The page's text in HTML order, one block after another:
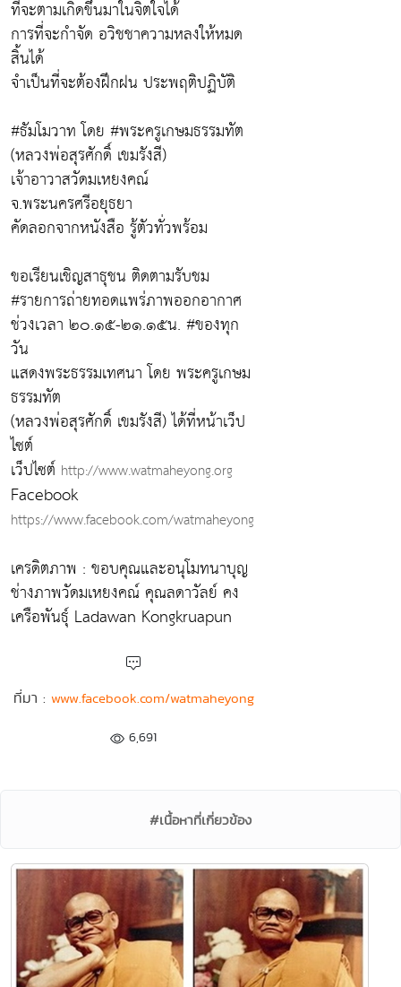
ที่จะตามเกิดขึ้นมาในจิตใจได้
การที่จะกำจัด อวิชชาความหลงให้หมด
สิ้นได้
จำเป็นที่จะต้องฝึกฝน ประพฤติปฏิบัติ
#ธัมโมวาท โดย #พระครูเกษมธรรมทัต
(หลวงพ่อสุรศักดิ์ เขมรังสี)
เจ้าอาวาสวัดมเหยงคณ์
จ.พระนครศรีอยุธยา
คัดลอกจากหนังสือ รู้ตัวทั่วพร้อม
ขอเรียนเชิญสาธุชน ติดตามรับชม
#รายการถ่ายทอดแพร่ภาพออกอากาศ
ช่วงเวลา ๒๐.๑๕-๒๑.๑๕น. #ของทุก
วัน
แสดงพระธรรมเทศนา โดย พระครูเกษม
ธรรมทัต
(หลวงพ่อสุรศักดิ์ เขมรังสี) ได้ที่หน้าเว็ป
ไซต์
เว็ปไซต์ http://www.watmaheyong.org
Facebook
https://www.facebook.com/watmaheyong
เครดิตภาพ : ขอบคุณและอนุโมทนาบุญ
ช่างภาพวัดมเหยงคณ์ คุณลดาวัลย์ คง
เครือพันธุ์ Ladawan Kongkruapun
ที่มา : www.facebook.com/watmaheyong
6,691
#เนื้อหาที่เกี่ยวข้อง